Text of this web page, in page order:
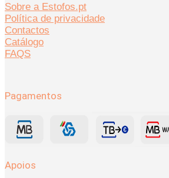
Sobre a Estofos.pt
Política de privacidade
Contactos
Catálogo
FAQS
Pagamentos
Apoios